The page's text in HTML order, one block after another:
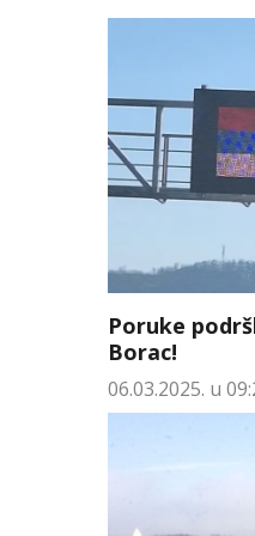
Poruke
Borac!
06.03.2025. u